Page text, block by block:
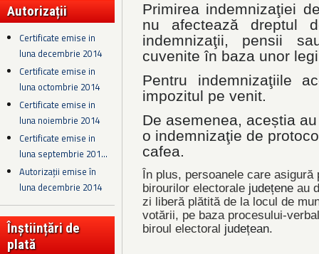
Autorizații
Certificate emise in
luna decembrie 2014
Certificate emise in
luna octombrie 2014
Certificate emise in
luna noiembrie 2014
Certificate emise in
luna septembrie 201...
Autorizații emise în
luna decembrie 2014
Înștiințări de
plată
Primirea indemnizaţiei
nu afectează dreptul
indemnizaţii, pensii
cuvenite în baza unor
Pentru indemnizaţiile
impozitul pe venit.
De asemenea, aceștia
o indemnizaţie de
cafea.
În plus, persoanele care
birourilor electorale județene au
zi liberă plătită de la locul de
votării, pe baza procesului-
biroul electoral județean.